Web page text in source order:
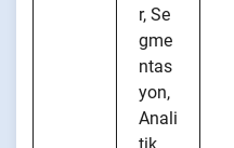
r, Se
gme
ntas
yon,
Anali